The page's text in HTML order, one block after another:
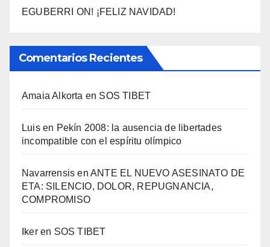
EGUBERRI ON! ¡FELIZ NAVIDAD!
Comentarios Recientes
Amaia Alkorta en SOS TIBET
Luisen Pekí­n 2008: la ausencia de libertades
incompatible con el espí­ritu olí­mpico
Navarrensis enANTE EL NUEVO ASESINATO DE
ETA: SILENCIO, DOLOR, REPUGNANCIA,
COMPROMISO
Ikeren SOS TIBET